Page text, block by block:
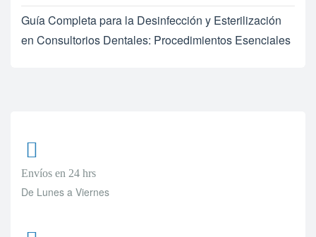
Guía Completa para la Desinfección y Esterilización
en Consultorios Dentales: Procedimientos Esenciales
Envíos en 24 hrs
De Lunes a Viernes